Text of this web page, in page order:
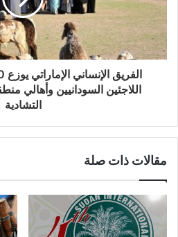
اللاجئين السودانيين وأهالي
التشادية
مقالات ذات صلة